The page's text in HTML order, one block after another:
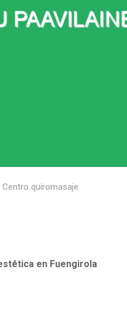
Centro quiromasaje
en Fuengirola